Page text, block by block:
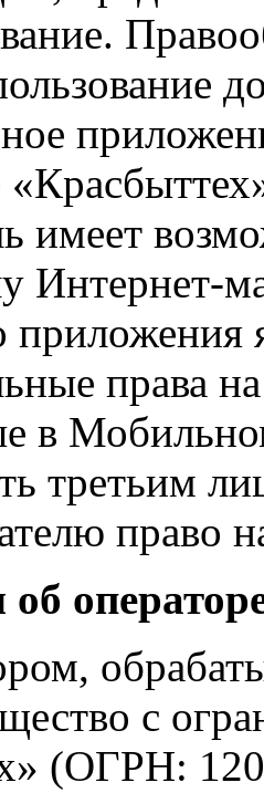
имеет
Интернет-
права
в
третьим
право
с
(ОГРН: